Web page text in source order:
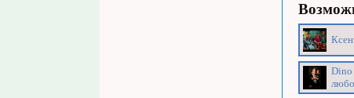
Dino